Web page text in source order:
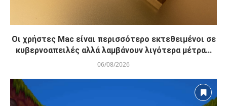
Οι χρήστες Mac είναι περισσότερο εκτεθειμένοι σε
κυβερνοαπειλές αλλά λαμβάνουν λιγότερα μέτρα...
06/08/2026